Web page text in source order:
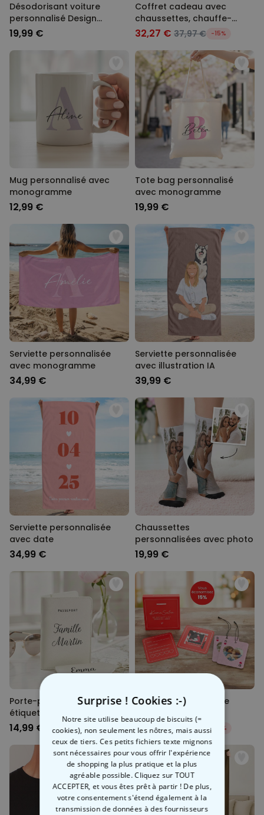
Désodorisant voiture
personnalisé Design
polaroïd avec cœurs - Lot
19,99 €
Coffret cadeau avec
chaussettes, chauffe-
mains et confettis de bain
32,27 € 37,97 € -15%
Mug personnalisé avec
monogramme
12,99 €
Tote bag personnalisé
avec monogramme
19,99 €
Serviette personnalisée
avec monogramme
34,99 €
Serviette personnalisée
avec illustration IA
39,99 €
Serviette personnalisée
avec date
34,99 €
Chaussettes
personnalisées avec photo
19,99 €
Porte-passeport et
étiquette de valise
personnalisés avec texte
14,99 €
Coffret cadeau arbre
Kamasutra
29,73 € 34,98 € -15%
Surprise ! Cookies :-)
Notre site utilise beaucoup de biscuits (=
cookies), non seulement les nôtres, mais aussi
ceux de tiers. Ces petits fichiers texte mignons
sont nécessaires pour vous offrir l'expérience
de shopping la plus pratique et la plus
agréable possible. Cliquez sur TOUT
ACCEPTER, et vous êtes prêt à partir ! De plus,
votre consentement s'étend également à la
transmission de données à des fournisseurs